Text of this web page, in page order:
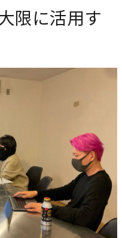
、組織支援、実行までを
支援
→
ちにする
値共創支援
→
人事を設計する
限に活用す